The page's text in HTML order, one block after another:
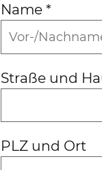
Name*
Straße und
PLZ und Ort